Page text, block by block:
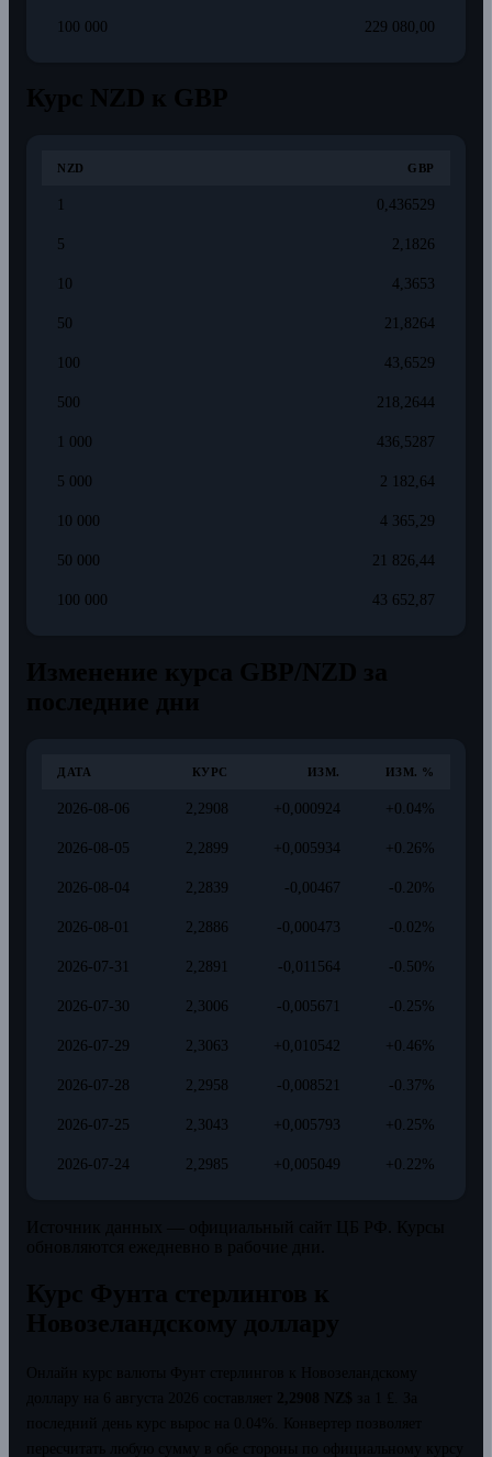
100 000 229 080,00
NZD GBP
0,436529
5 2,1826
10 4,3653
50 21,8264
100 43,6529
500 218,2644
1 000 436,5287
5 000 2 182,64
10 000 4 365,29
50 000 21 826,44
100 000 43 652,87
ДАТА КУРС ИЗМ. ИЗМ. %
2026-08-06 2,2908 +0,000924 +0.04%
2026-08-05 2,2899 +0,005934 +0.26%
2026-08-04 2,2839 -0,00467 -0.20%
2026-08-01 2,2886 -0,000473 -0.02%
2026-07-31 2,2891 -0,011564 -0.50%
2026-07-30 2,3006 -0,005671 -0.25%
2026-07-29 2,3063 +0,010542 +0.46%
2026-07-28 2,2958 -0,008521 -0.37%
2026-07-25 2,3043 +0,005793 +0.25%
2026-07-24 2,2985 +0,005049 +0.22%